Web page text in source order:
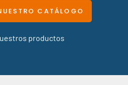
CATÁLOGO
productos